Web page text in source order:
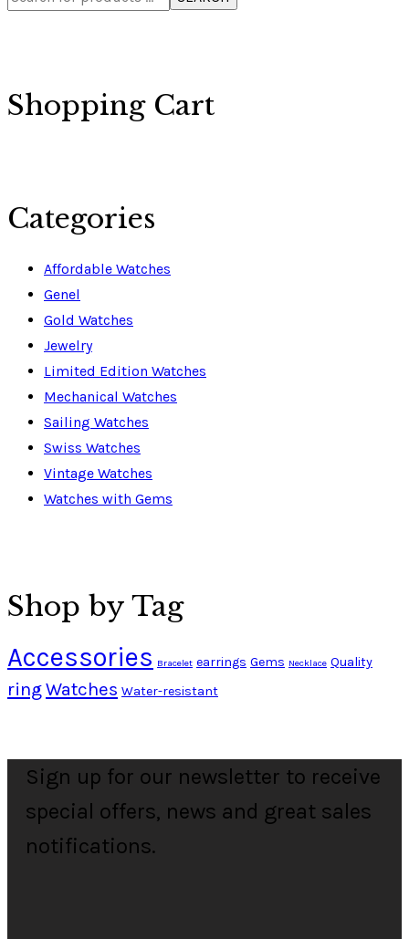
Shopping Cart
Categories
Affordable Watches
Genel
Gold Watches
Jewelry
Limited Edition Watches
Mechanical Watches
Sailing Watches
Swiss Watches
Vintage Watches
Watches with Gems
Shop by Tag
Accessories Bracelet earrings Gems Necklace Quality
ringWatches Water-resistant
Sign up for our newsletter to receive
special offers, news and great sales
notifications.